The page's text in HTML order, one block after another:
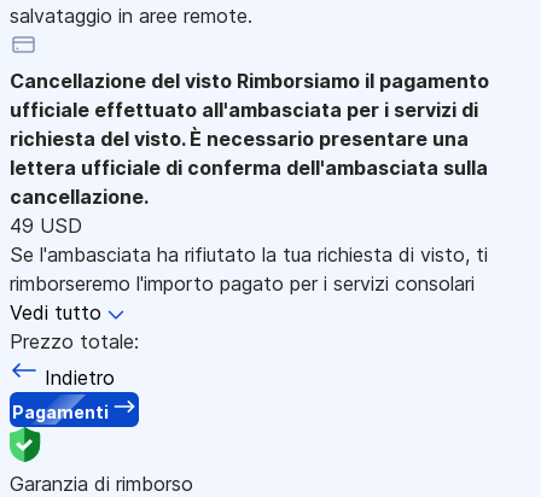
salvataggio in aree remote.
Cancellazione del visto Rimborsiamo il pagamento
ufficiale effettuato all'ambasciata per i servizi di
richiesta del visto. È necessario presentare una
lettera ufficiale di conferma dell'ambasciata sulla
cancellazione.
49 USD
Se l'ambasciata ha rifiutato la tua richiesta di visto, ti
rimborseremo l'importo pagato per i servizi consolari
Vedi tutto
Prezzo totale:
Indietro
Pagamenti
Garanzia di rimborso